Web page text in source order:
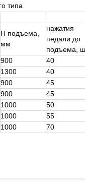
типа
Н подъема,
мм
нажатия
педали до
подъема,
900
40
1300
40
900
45
900
45
1000
50
1000
55
1000 70